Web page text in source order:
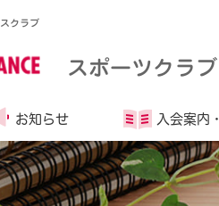
クラブ
スポーツクラブ
お知らせ 入会案内・